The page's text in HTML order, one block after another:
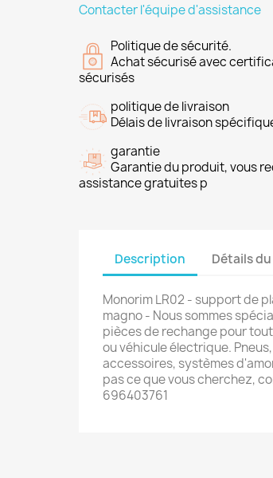
Contacter l'équipe d'assistance
Politique de sécurité.
Achat sécurisé avec
sécurisés
politique de livraison
Délais de livraison
garantie
Garantie du produit, vous
assistance gratuites p
Description Détails
Monorim LR02 - support de
magno - Nous sommes
pièces de rechange pour
ou véhicule électrique.
accessoires, systèmes
pas ce que vous cherchez,
696403761